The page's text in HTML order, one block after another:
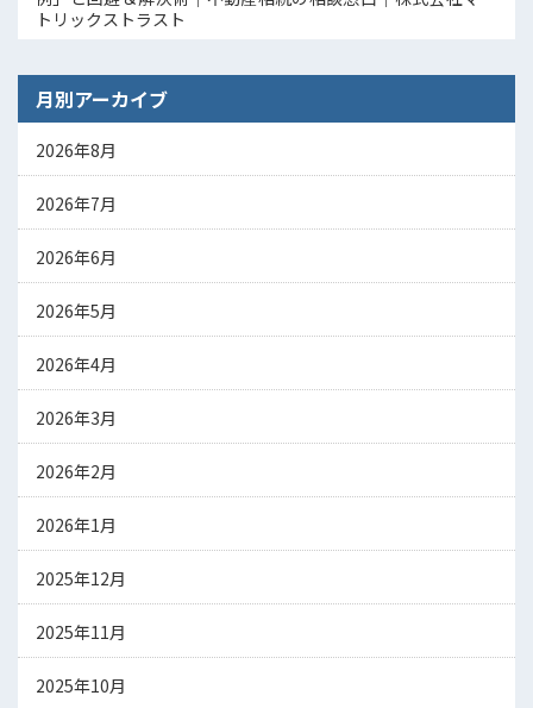
トリックストラスト
月別アーカイブ
2026年8月
2026年7月
2026年6月
2026年5月
2026年4月
2026年3月
2026年2月
2026年1月
2025年12月
2025年11月
2025年10月